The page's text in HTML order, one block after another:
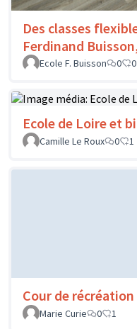
Des classes
Ferdinand
Ecole F. Buisson
0 0
Ecole de Loire et
Camille Le Roux
0 1
Cour de
Marie Curie
0 1